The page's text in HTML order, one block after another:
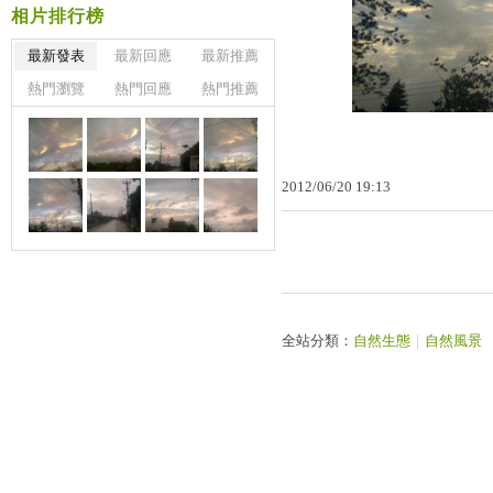
2012/06/20 19:13
全站分類： 自然生態 自然風景
相片排行榜
最新發表 最新回應
最新推薦
熱門瀏覽
熱門回應 熱門推薦